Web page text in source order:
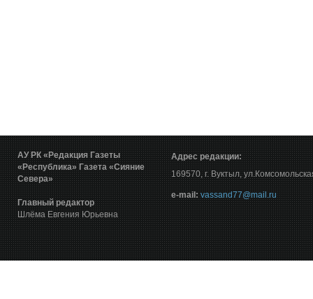
АУ РК «Редакция Газеты
«Республика» Газета «Сияние
Севера»
Главный редактор
Шлёма Евгения Юрьевна
Адрес редакции:
169570, г. Вуктыл,
е-mail: vassand77@mail.ru